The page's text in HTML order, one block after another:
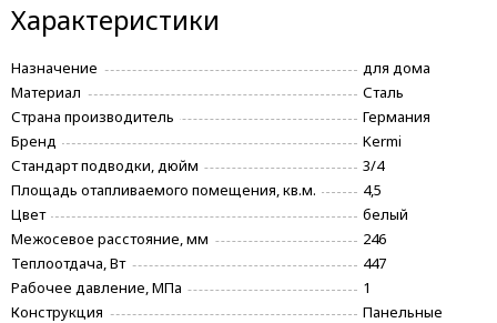
Характеристики
Назначение
для дома
Материал
Сталь
Страна производитель
Германия
Бренд
Kermi
Стандарт подводки, дюйм
3/4
Площадь отапливаемого помещения, кв.м.
4,5
Цвет
белый
Межосевое расстояние, мм
246
Теплоотдача, Вт
447
Рабочее давление, МПа
1
Конструкция
Панельные